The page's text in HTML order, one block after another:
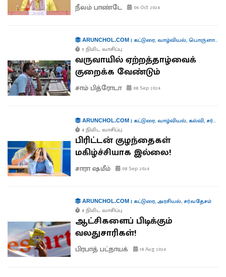
நீலம் பாண்டே 06 Oct 2024
ARUNCHOL.COM| கட்டுரை, வாழ்வியல்,பொருளாதாரம்
5 நிமிட வாசிப்பு
வருவாயில் ஏற்றத்தாழ்வைக்
குறைக்க வேண்டும்
சாம் பித்ரோடா 08 Sep 2024
ARUNCHOL.COM| கட்டுரை, வாழ்வியல், கல்வி, சர்வதேசம்
4 நிமிட வாசிப்பு
பிரிட்டன் குழந்தைகள்
மகிழ்ச்சியாக இல்லை!
சாரா ஷமீம் 08 Sep 2024
ARUNCHOL.COM| கட்டுரை,அரசியல், சர்வதேசம்
4 நிமிட வாசிப்பு
ஆட்சிகளைப் பிடிக்கும்
வலதுசாரிகள்!
பிரபாத் பட்நாயக் 18 Aug 2024